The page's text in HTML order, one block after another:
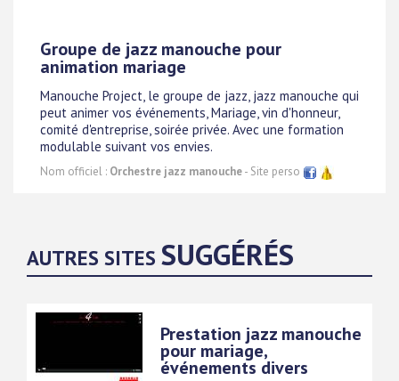
Groupe de jazz manouche pour
animation mariage
Manouche Project, le groupe de jazz, jazz manouche qui
peut animer vos événements, Mariage, vin d'honneur,
comité d'entreprise, soirée privée. Avec une formation
modulable suivant vos envies.
Nom officiel : Orchestre jazz manouche- Site perso
AUTRES SITES SUGGÉRÉS
Prestation jazz manouche
pour mariage,
événements divers